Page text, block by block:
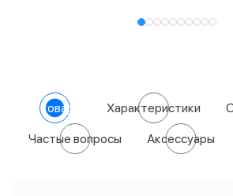
О товаре Характеристики
Частые вопросы Аксессуары